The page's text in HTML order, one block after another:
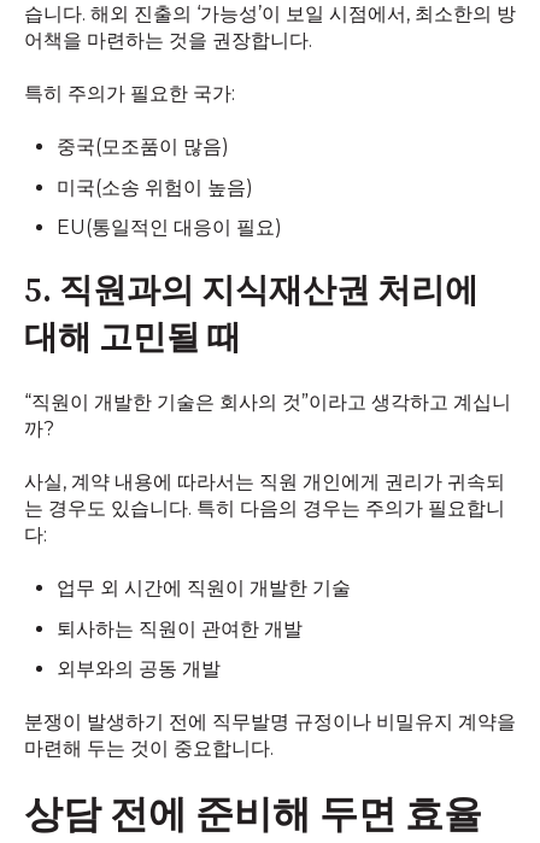
습니다. 해외 진출의 ‘가능성’이 보일 시점에서, 최소한의 방
어책을 마련하는 것을 권장합니다.
특히 주의가 필요한 국가:
중국(모조품이 많음)
미국(소송 위험이 높음)
EU(통일적인 대응이 필요)
5. 직원과의 지식재산권 처리에
대해 고민될 때
“직원이 개발한 기술은 회사의 것”이라고 생각하고 계십니
까?
사실, 계약 내용에 따라서는 직원 개인에게 권리가 귀속되
는 경우도 있습니다. 특히 다음의 경우는 주의가 필요합니
다:
업무 외 시간에 직원이 개발한 기술
퇴사하는 직원이 관여한 개발
외부와의 공동 개발
분쟁이 발생하기 전에 직무발명 규정이나 비밀유지 계약을
마련해 두는 것이 중요합니다.
상담 전에 준비해 두면 효율